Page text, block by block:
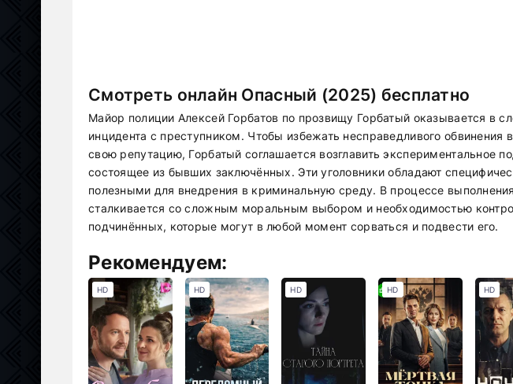
Смотреть онлайн Опасный (2025) бесплатно
Майор полиции Алексей Горбатов по прозвищу Горбатый оказывается в
инцидента с преступником. Чтобы избежать несправедливого обвинения
свою репутацию, Горбатый соглашается возглавить экспериментальное
состоящее из бывших заключённых. Эти уголовники обладают
полезными для внедрения в криминальную среду. В процессе
сталкивается со сложным моральным выбором и необходимостью
подчинённых, которые могут в любой момент сорваться и подвести его.
Рекомендуем:
HD HD HD HD HD